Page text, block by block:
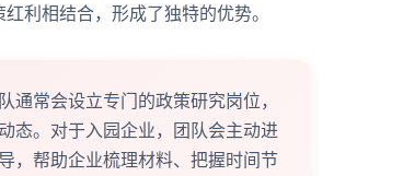
利相结合，形成了独特的优势。
通常会设立专门的政策研究岗位，
态。对于入园企业，团队会主动进
，帮助企业梳理材料、把握时间节